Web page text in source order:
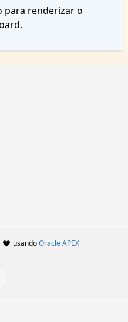
para renderizar o
usandoOracle APEX